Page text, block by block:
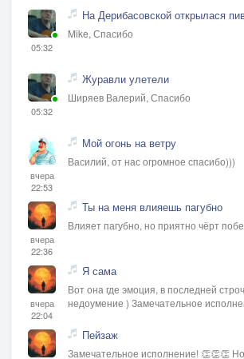
05:32
На Дерибасовской открылася
Mike, Спасибо
05:32
Журавли улетели
Ширяев Валерий, Спасибо
вчера
22:53
Мой огонь на ветру
Василий, от нас огромное спасибо)))
вчера
22:36
Ты на меня влияешь пагубно
Влияет пагубно, но приятно чёрт
вчера
22:04
Я сама
Вот она где эмоция, в последней
недоумение ) Замечательное
Пейзаж
Замечательное исполнение! 👏👏👏